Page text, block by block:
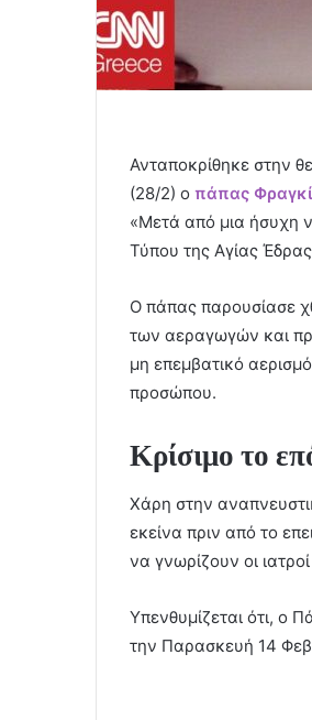
Ανταποκρίθηκε στην
(28/2) ο πάπας
«Μετά από μια ήσυχη
Τύπου της Αγίας
Ο πάπας παρουσίασε
των αεραγωγών και
μη επεμβατικό
προσώπου.
Κρίσιμο το
Χάρη στην
εκείνα πριν από το
να γνωρίζουν οι
Υπενθυμίζεται ότι, ο
την Παρασκευή 14